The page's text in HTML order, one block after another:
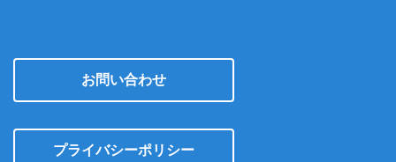
お問い合わせ
プライバシーポリシー